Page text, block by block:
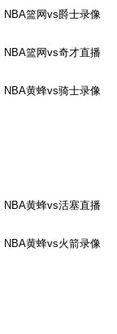
NBA篮网vs爵士录像
NBA篮网vs奇才直播
NBA黄蜂vs骑士录像
NBA黄蜂vs活塞直播
NBA黄蜂vs火箭录像